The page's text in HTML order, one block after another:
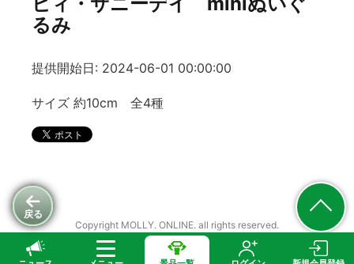
戻る
るみ
提供開始日: 2024-06-01 00:00:00
サイズ 約10cm 全4種
Copyright MOLLY. ONLINE. all rights reserved.